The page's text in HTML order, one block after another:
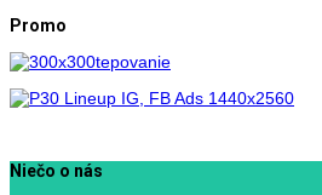
Promo
Niečo o nás